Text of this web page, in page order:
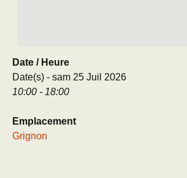
Date / Heure
Date(s) - sam 25 Juil 2026
10:00 - 18:00
Emplacement
Grignon